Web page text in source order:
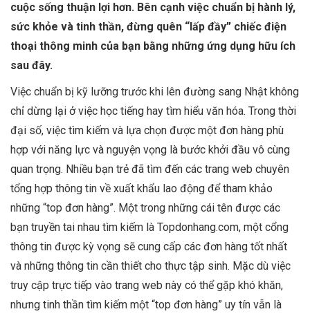
cuộc sống thuận lợi hơn. Bên cạnh việc chuẩn bị hành lý,
sức khỏe và tinh thần, đừng quên “lấp đầy” chiếc điện
thoại thông minh của bạn bằng những ứng dụng hữu ích
sau đây.
Việc chuẩn bị kỹ lưỡng trước khi lên đường sang Nhật không
chỉ dừng lại ở việc học tiếng hay tìm hiểu văn hóa. Trong thời
đại số, việc tìm kiếm và lựa chọn được một đơn hàng phù
hợp với năng lực và nguyện vọng là bước khởi đầu vô cùng
quan trọng. Nhiều bạn trẻ đã tìm đến các trang web chuyên
tổng hợp thông tin về xuất khẩu lao động để tham khảo
những “top đơn hàng”. Một trong những cái tên được các
bạn truyền tai nhau tìm kiếm là Topdonhang.com, một cổng
thông tin được kỳ vọng sẽ cung cấp các đơn hàng tốt nhất
và những thông tin cần thiết cho thực tập sinh. Mặc dù việc
truy cập trực tiếp vào trang web này có thể gặp khó khăn,
nhưng tinh thần tìm kiếm một “top đơn hàng” uy tín vẫn là